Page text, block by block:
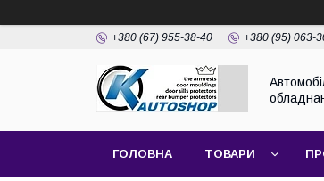
+380 (67) 955-38-40 +380 (95) 063-
ГОЛОВНА ТОВАРИ